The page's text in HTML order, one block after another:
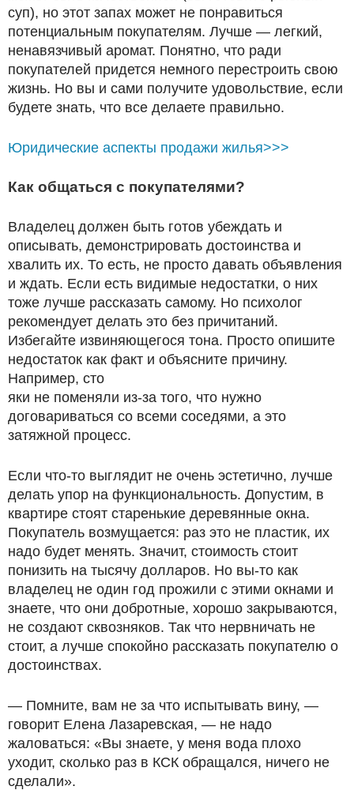
суп), но этот запах может не понравиться
потенциальным покупателям. Лучше — легкий,
ненавязчивый аромат. Понятно, что ради
покупателей придется немного перестроить свою
жизнь. Но вы и сами получите удовольствие, если
будете знать, что все делаете правильно.
Юридические аспекты продажи жилья>>>
Как общаться с покупателями?
Владелец должен быть готов убеждать и
описывать, демонстрировать достоинства и
хвалить их. То есть, не просто давать объявления
и ждать. Если есть видимые недостатки, о них
тоже лучше рассказать самому. Но психолог
рекомендует делать это без причитаний.
Избегайте извиняющегося тона. Просто опишите
недостаток как факт и объясните причину.
Например, сто
яки не поменяли из-за того, что нужно
договариваться со всеми соседями, а это
затяжной процесс.
Если что-то выглядит не очень эстетично, лучше
делать упор на функциональность. Допустим, в
квартире стоят старенькие деревянные окна.
Покупатель возмущается: раз это не пластик, их
надо будет менять. Значит, стоимость стоит
понизить на тысячу долларов. Но вы-то как
владелец не один год прожили с этими окнами и
знаете, что они добротные, хорошо закрываются,
не создают сквозняков. Так что нервничать не
стоит, а лучше спокойно рассказать покупателю о
достоинствах.
— Помните, вам не за что испытывать вину, —
говорит Елена Лазаревская, — не надо
жаловаться: «Вы знаете, у меня вода плохо
уходит, сколько раз в КСК обращался, ничего не
сделали».